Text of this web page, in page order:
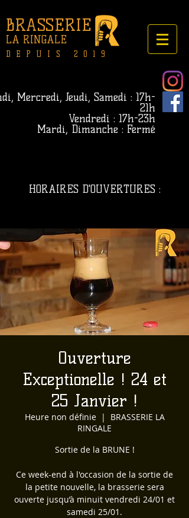
BRASSERIE
LA RINGALE
DEPUIS 2019
Mercredi, Jeudi, Samedi : 17h-
21h
Vendredi : 17h-23h
Mardi, Dimanche : Fermé
HORAIRES D'OUVERTURES :
Ouverture
Exceptionelle ! 24 et
25 Janvier !
Heure non définie
  |
BRASSERIE LA
RINGALE
Sortie de la BRUNE !
Ce week-end à l'occasion de la sortie de
la petite nouvelle, la brasserie sera
ouverte jusqu’à minuit vendredi 24/01 et
samedi 25/01.